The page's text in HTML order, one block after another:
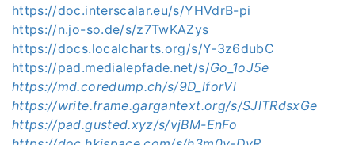
https://doc.interscalar.eu/s/YHVdrB-pi
https://n.jo-so.de/s/z7TwKAZys
https://docs.localcharts.org/s/Y-3z6dubC
https://pad.medialepfade.net/s/Go_1oJ5e
https://md.coredump.ch/s/9D_lforVl
https://write.frame.gargantext.org/s/SJlTRdsxGe
https://pad.gusted.xyz/s/vjBM-EnFo